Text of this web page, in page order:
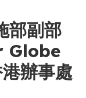
部副部
Globe
辦事處